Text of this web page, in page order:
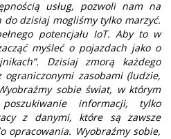
usług, pozwoli nam na
do dzisiaj mogliśmy tylko marzyć.
potencjału IoT. Aby to w
myśleć o pojazdach jako o
Dzisiaj zmorą każdego
zasobami (ludzie,
sobie świat, w którym
informacji, tylko
z danymi, które są zawsze
opracowania. Wyobraźmy sobie,